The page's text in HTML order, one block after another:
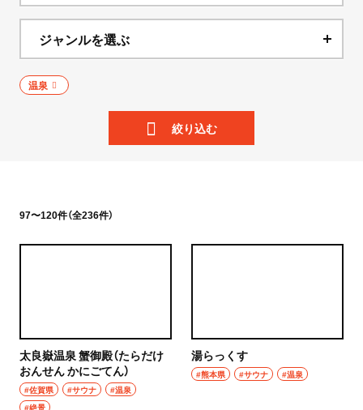
北海道
青森県
岩手県
山形県
福島県
守谷
取手
ジャンルを選ぶ
ニュース
喫茶・カフェ
コーヒー
ラーメン・つけ麺
温泉
絞り込む
97〜120件（全236件）
太良嶽温泉 蟹御殿（たらだけ
おんせん かにごてん）
#佐賀県 #サウナ
#温泉
#絶景
湯らっくす
#熊本県 #サウナ #温泉